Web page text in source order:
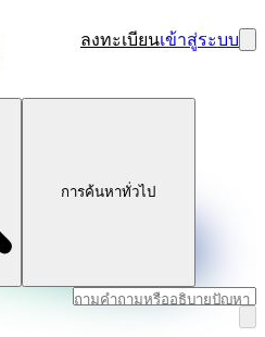
ลงทะเบียนเข้าสู่ระบบ
การค้นหาทั่วไป